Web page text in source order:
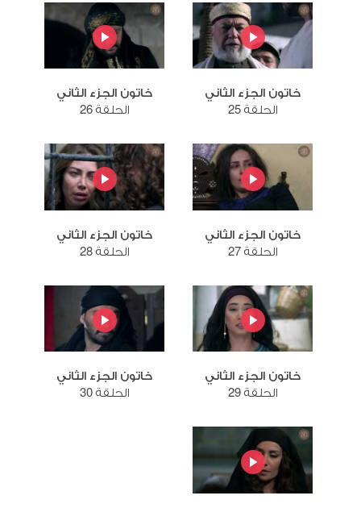
خاتون الجزء الثاني
الحلقة 25
خاتون الجزء الثاني
الحلقة 26
خاتون الجزء الثاني
الحلقة 27
خاتون الجزء الثاني
الحلقة 28
خاتون الجزء الثاني
الحلقة 29
خاتون الجزء الثاني
الحلقة 30